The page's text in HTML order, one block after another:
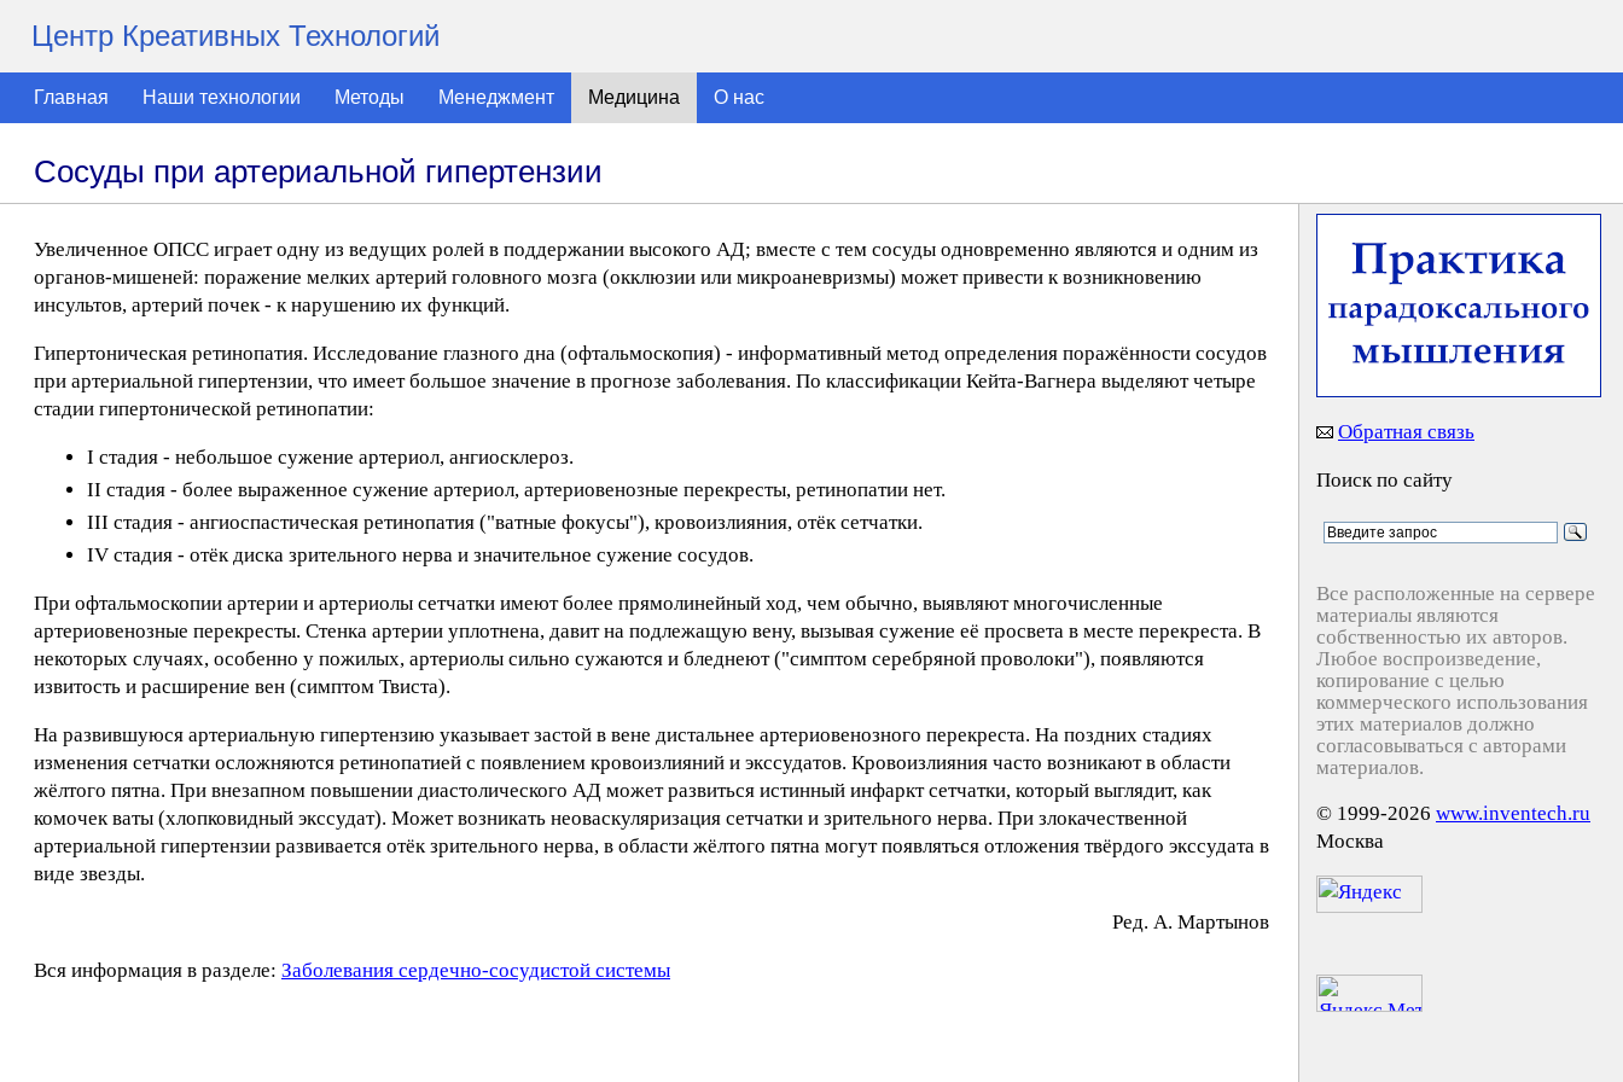
Центр Креативных Технологий
Главная Наши технологии Методы Менеджмент Медицина О нас
Сосуды при артериальной гипертензии
Увеличенное ОПСС играет одну из ведущих ролей в поддержании высокого АД; вместе с тем сосуды одновременно являются и одним из
органов-мишеней: поражение мелких артерий головного мозга (окклюзии или микроаневризмы) может привести к возникновению
инсультов, артерий почек - к нарушению их функций.
Гипертоническая ретинопатия. Исследование глазного дна (офтальмоскопия) - информативный метод определения поражённости сосудов
при артериальной гипертензии, что имеет большое значение в прогнозе заболевания. По классификации Кейта-Вагнера выделяют четыре
стадии гипертонической ретинопатии:
I стадия - небольшое сужение артериол, ангиосклероз.
II стадия - более выраженное сужение артериол, артериовенозные перекресты, ретинопатии нет.
III стадия - ангиоспастическая ретинопатия ("ватные фокусы"), кровоизлияния, отёк сетчатки.
IV стадия - отёк диска зрительного нерва и значительное сужение сосудов.
При офтальмоскопии артерии и артериолы сетчатки имеют более прямолинейный ход, чем обычно, выявляют многочисленные
артериовенозные перекресты. Стенка артерии уплотнена, давит на подлежащую вену, вызывая сужение её просвета в месте перекреста. В
некоторых случаях, особенно у пожилых, артериолы сильно сужаются и бледнеют ("симптом серебряной проволоки"), появляются
извитость и расширение вен (симптом Твиста).
На развившуюся артериальную гипертензию указывает застой в вене дистальнее артериовенозного перекреста. На поздних стадиях
изменения сетчатки осложняются ретинопатией с появлением кровоизлияний и экссудатов. Кровоизлияния часто возникают в области
жёлтого пятна. При внезапном повышении диастолического АД может развиться истинный инфаркт сетчатки, который выглядит, как
комочек ваты (хлопковидный экссудат). Может возникать неоваскуляризация сетчатки и зрительного нерва. При злокачественной
артериальной гипертензии развивается отёк зрительного нерва, в области жёлтого пятна могут появляться отложения твёрдого экссудата в
виде звезды.
Peд. A. Mapтынoв
Вся информация в разделе: Заболевания сердечно-сосудистой системы
Обратная связь
Поиск по сайту
Все расположенные на сервере
материалы являются
собственностью их авторов.
Любое воспроизведение,
копирование с целью
коммерческого использования
этих материалов должно
согласовываться с авторами
материалов.
© 1999-2026 www.inventech.ru
Москва